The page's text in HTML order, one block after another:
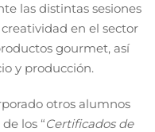
las distintas sesiones
en el sector
gourmet, así
y producción.
otros alumnos
los “Certificados de